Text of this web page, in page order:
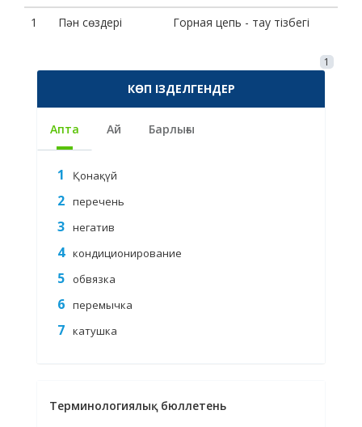
1
Пән сөздері Горная цепь - тау тізбегі
1
КӨП ІЗДЕЛГЕНДЕР
Апта Ай Барлығы
Қонақүй
перечень
негатив
кондиционирование
обвязка
перемычка
катушка
Терминологиялық бюллетень